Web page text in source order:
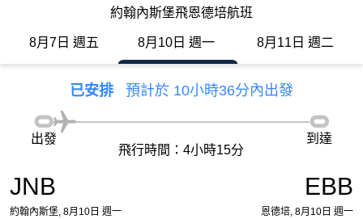
約翰內斯堡飛恩德培航班
8月7日 週五 8月10日 週一 8月11日 週二
已安排 預計於 10小時36分內出發
JNB
約翰內斯堡, 8月10日 週一
出發
飛行時間：4小時15分
到達
EBB
恩德培, 8月10日 週一